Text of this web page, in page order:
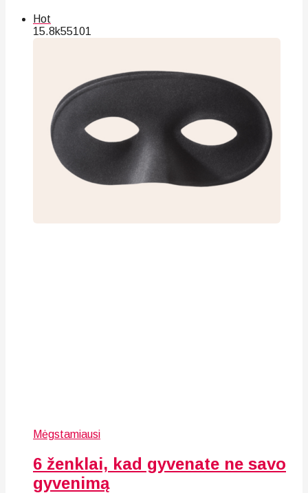
Hot
15.8k55101
Mėgstamiausi
6 ženklai, kad gyvenate ne savo
gyvenimą